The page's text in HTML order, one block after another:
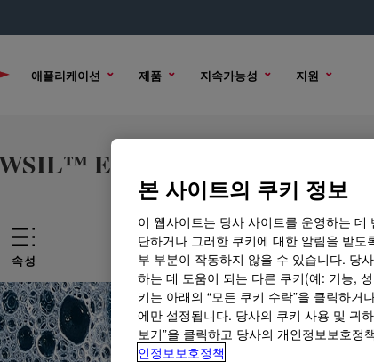
애플리케이션 제품 지속가능성 지원
EL-TIPS Silicone
속성 기술적인 내용 샘플 옵션
본 사이트의 쿠키 정보
이 웹사이트는 당사 사이트를 운영하는
단하거나 그러한 쿠키에 대한 알림을 받
부 부분이 작동하지 않을 수 있습니다. 당
하는 데 도움이 되는 다른 쿠키(예: 기능,
키는 아래의 “모든 쿠키 수락”을 클릭하
에만 설정됩니다. 당사의 쿠키 사용 및 귀
보기”을 클릭하고 당사의 개인정보보호정
인정보보호정책